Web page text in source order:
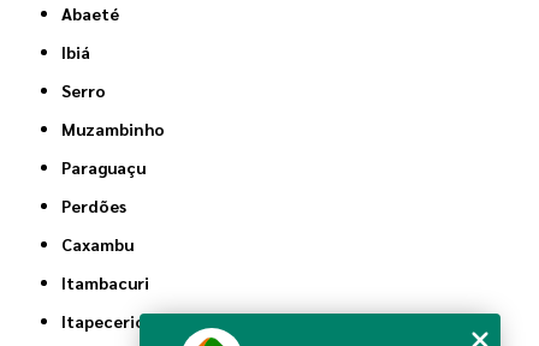
Abaeté
Ibiá
Serro
Muzambinho
Paraguaçu
Perdões
Caxambu
Itambacuri
Itapecerica